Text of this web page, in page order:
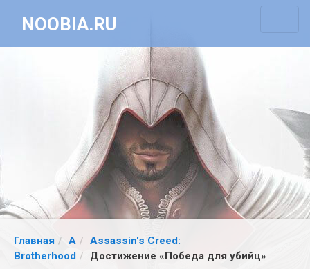
NOOBIA.RU
Главная A
Assassin's Creed:
Brotherhood
Достижение «Победа для убийц»